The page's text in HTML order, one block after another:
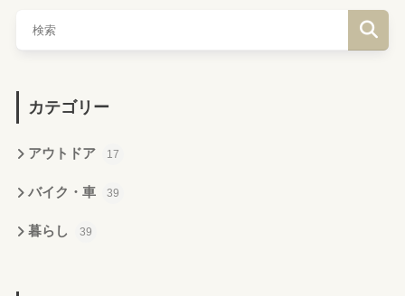
カテゴリー
アウトドア 17
バイク・車 39
暮らし 39